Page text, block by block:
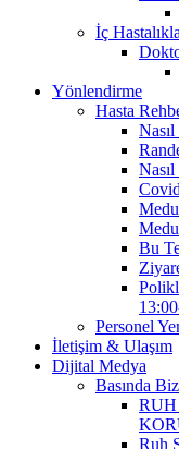
İç
Yönlendirme
Hasta
Bu
Personel
İletişim & Ulaşım
Dijital Medya
Basında Biz
Ruh